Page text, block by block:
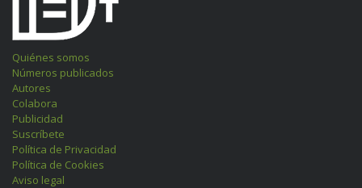
Quiénes somos
Números publicados
Autores
Colabora
Publicidad
Suscríbete
Política de Privacidad
Política de Cookies
Aviso legal